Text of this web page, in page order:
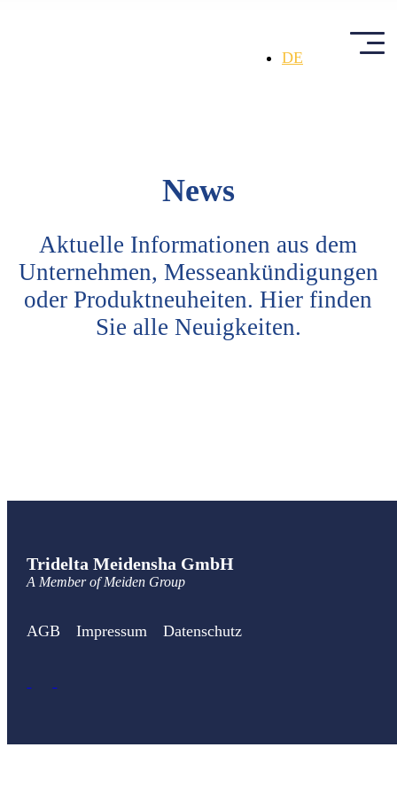
DE
News
Aktuelle Informationen aus dem
Unternehmen, Messeankündigungen
oder Produktneuheiten. Hier finden
Sie alle Neuigkeiten.
Tridelta Meidensha GmbH
A Member of Meiden Group
AGB Impressum Datenschutz